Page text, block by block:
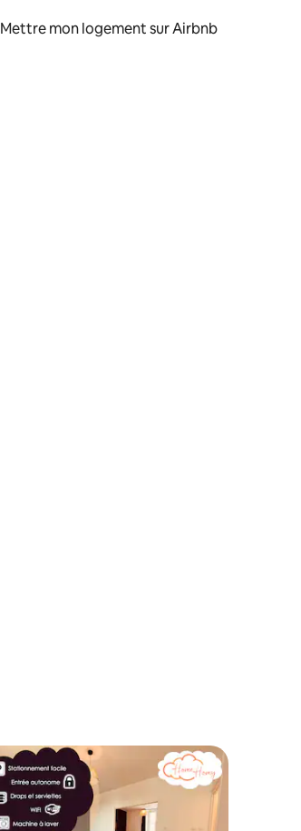
Mettre mon logement sur Airbnb